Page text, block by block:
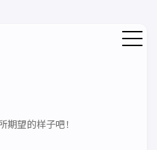
望的样子吧！